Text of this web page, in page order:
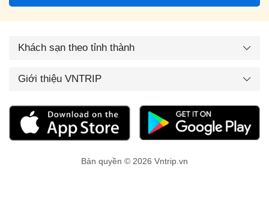
Khách sạn theo tỉnh thành
Giới thiệu VNTRIP
Bản quyền © 2026 Vntrip.vn